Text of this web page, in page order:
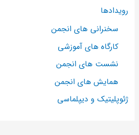
رویدادها
سخنرانی های انجمن
کارگاه های آموزشی
نشست های انجمن
همایش های انجمن
ژئوپلیتیک و دیپلماسی